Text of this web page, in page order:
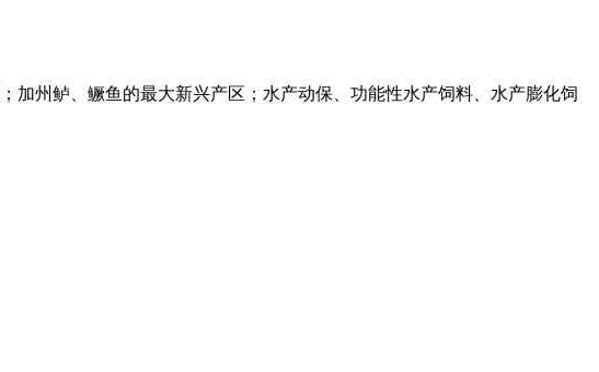
加州鲈、鳜鱼的最大新兴产区；水产动保、功能性水产饲料、水产膨化饲